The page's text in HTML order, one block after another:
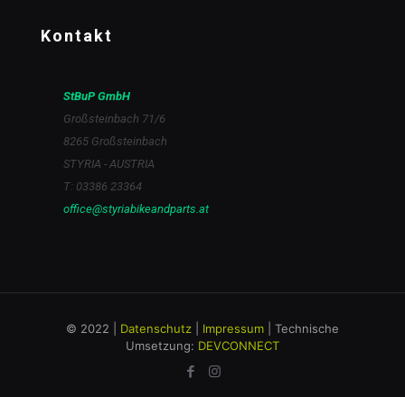
Kontakt
StBuP GmbH
Großsteinbach 71/6
8265 Großsteinbach
STYRIA - AUSTRIA
T: 03386 23364
office@styriabikeandparts.at
© 2022 | Datenschutz Impressum | Technische
Umsetzung: DEVCONNECT